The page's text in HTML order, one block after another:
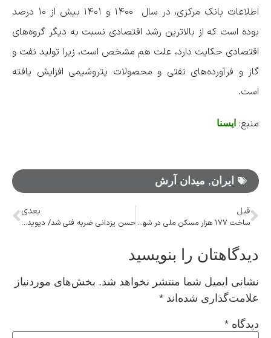
اطلاعات بانک مرکزی، در سال ۱۴۰۰ و ۱۴۰۱ بیش از ۱۰ درصد
بوده است که از بالاترین رشد اقتصادی نسبت به دیگر گروه‌های
اقتصادی حکایت دارد، علت هم مشخص است، زیرا تولید نفت و
گاز و فرآورده‌های نفتی و محصولات پتروشیمی افزایش یافته
است.
منبع: ایسنا
ایران, میدان آرش
قبل
ساخت ۱۷۷ هزار مسکن ملی در شهرهای جدید
بعدی
حسن یزدانی ضربه فنی شد/ دیوید تیلور همچنان جادو می‌کند
دیدگاهتان را بنویسید
نشانی ایمیل شما منتشر نخواهد شد. بخش‌های موردنیاز
علامت‌گذاری شده‌اند *
دیدگاه *